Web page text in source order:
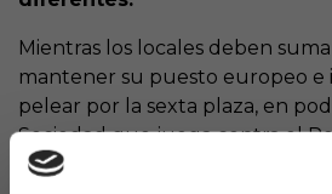
Mientras los locales deben
mantener su puesto europeo e
pelear por la sexta plaza, en
Sociedad que juega contra el
oportunidad única, el equipo